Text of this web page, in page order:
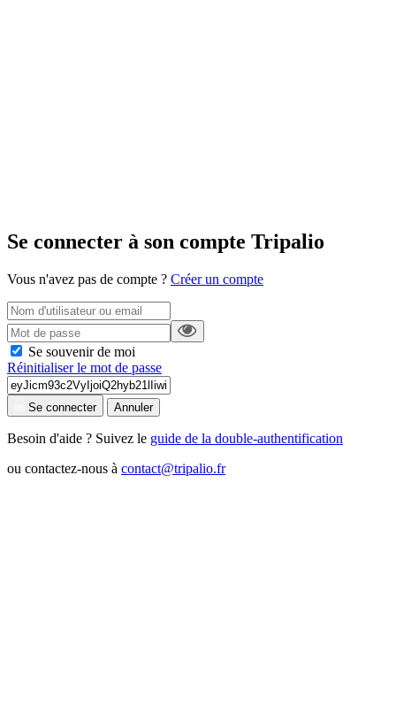
Se connecter à son compte Tripalio
Vous n'avez pas de compte ? Créer un compte
Se souvenir de moi
Réinitialiser le mot de passe
Se connecter Annuler
Besoin d'aide ? Suivez le guide de la double-authentification
ou contactez-nous à contact@tripalio.fr